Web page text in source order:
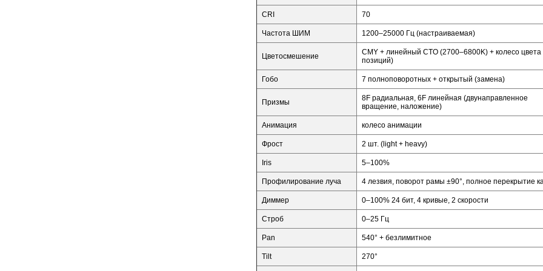
CRI 70
Частота ШИМ 1200–25000 Гц (настраиваемая)
Цветосмешение
CMY + линейный CTO (2700–6800K) + колесо цвета
позиций)
Гобо 7 полноповоротных + открытый (замена)
Призмы
8F радиальная, 6F линейная (двунаправленное
вращение, наложение)
Анимация колесо анимации
Фрост 2 шт. (light + heavy)
Iris 5–100%
Профилирование луча 4 лезвия, поворот рамы ±90°, полное перекрытие
Диммер 0–100% 24 бит, 4 кривые, 2 скорости
Строб 0–25 Гц
Pan 540° + безлимитное
Tilt 270°